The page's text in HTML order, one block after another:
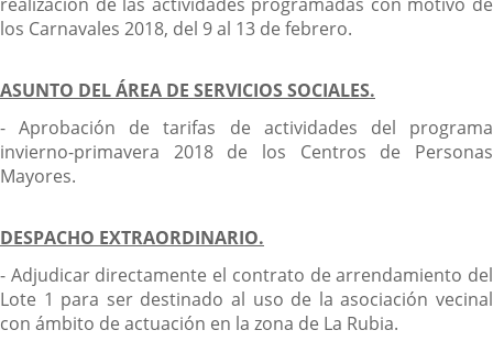
realización de las actividades programadas con motivo de
los Carnavales 2018, del 9 al 13 de febrero.
ASUNTO DEL ÁREA DE SERVICIOS SOCIALES.
- Aprobación de tarifas de actividades del programa
invierno-primavera 2018 de los Centros de Personas
Mayores.
DESPACHO EXTRAORDINARIO.
- Adjudicar directamente el contrato de arrendamiento del
Lote 1 para ser destinado al uso de la asociación vecinal
con ámbito de actuación en la zona de La Rubia.